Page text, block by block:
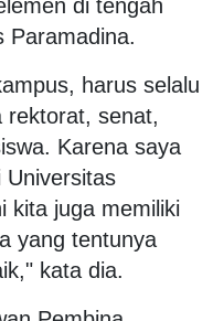
di tengah
Paramadina.
harus selalu
rektorat, senat,
Karena saya
Universitas
kita juga memiliki
yang tentunya
kata dia.